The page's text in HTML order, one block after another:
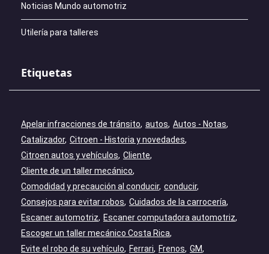
Noticias Mundo automotriz
Utilería para talleres
Etiquetas
Apelar infracciones de tránsito autos Autos - Notas
Catalizador Citroen - Historia y novedades
Citroen autos y vehículos Cliente
Cliente de un taller mecánico
Comodidad y precaución al conducir conducir
Consejos para evitar robos Cuidados de la carrocería
Escaner automotriz
Escaner computadora automotriz
Escoger un taller mecánico Costa Rica
Evite el robo de su vehículo
Ferrari Frenos GM